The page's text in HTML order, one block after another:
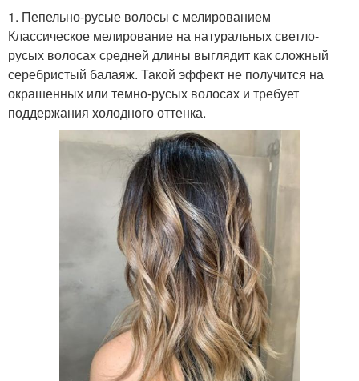
1. Пепельно-русые волосы с мелированием
Классическое мелирование на натуральных светло-
русых волосах средней длины выглядит как сложный
серебристый балаяж. Такой эффект не получится на
окрашенных или темно-русых волосах и требует
поддержания холодного оттенка.